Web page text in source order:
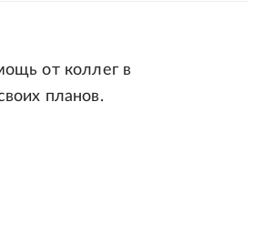
от коллег в
планов.